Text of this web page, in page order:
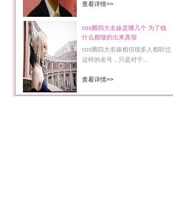
查看详情>>
cos圈四大名婊是哪几个 为了钱
什么都做的出来真假
cos圈四大名婊相信很多人都听过
这样的名号，只是对于...
查看详情>>